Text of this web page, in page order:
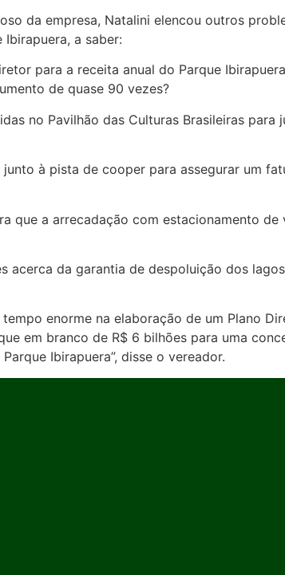
da empresa, Natalini elencou outros
a saber:
para a receita anual do Parque
de quase 90 vezes?
no Pavilhão das Culturas Brasileiras
à pista de cooper para assegurar um
que a arrecadação com estacionamento
acerca da garantia de despoluição dos
enorme na elaboração de um Plano
em branco de R$ 6 bilhões para uma
Ibirapuera”, disse o vereador.